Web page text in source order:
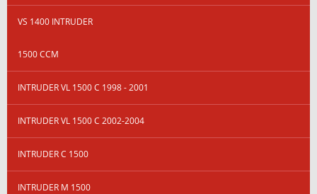
VS 1400 INTRUDER
1500 CCM
INTRUDER VL 1500 C 1998 - 2001
INTRUDER VL 1500 C 2002-2004
INTRUDER C 1500
INTRUDER M 1500